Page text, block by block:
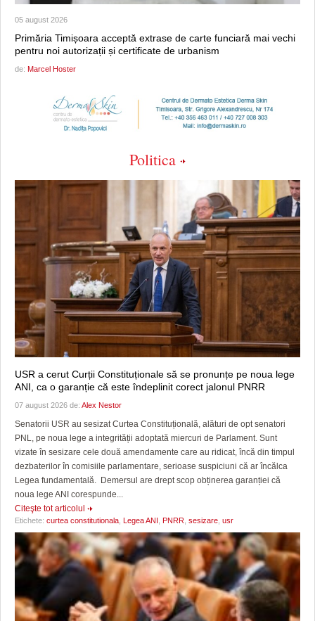
05 august 2026
Primăria Timișoara acceptă extrase de carte funciară mai vechi
pentru noi autorizații și certificate de urbanism
de: Marcel Hoster
Politica
USR a cerut Curții Constituționale să se pronunțe pe noua lege
ANI, ca o garanție că este îndeplinit corect jalonul PNRR
07 august 2026 de: Alex Nestor
Senatorii USR au sesizat Curtea Constituțională, alături de opt senatori
PNL, pe noua lege a integrității adoptată miercuri de Parlament. Sunt
vizate în sesizare cele două amendamente care au ridicat, încă din timpul
dezbaterilor în comisiile parlamentare, serioase suspiciuni că ar încălca
Legea fundamentală. Demersul are drept scop obținerea garanției că
noua lege ANI corespunde...
Citeşte tot articolul
Etichete: curtea constitutionala Legea ANI PNRR sesizare usr